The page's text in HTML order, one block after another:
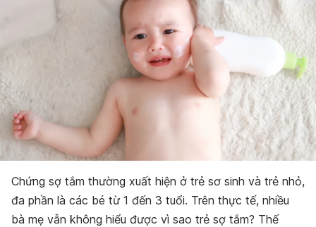
Chứng sợ tắm thường xuất hiện ở trẻ sơ sinh và trẻ nhỏ,
đa phần là các bé từ 1 đến 3 tuổi. Trên thực tế, nhiều
bà mẹ vẫn không hiểu được vì sao trẻ sợ tắm? Thế